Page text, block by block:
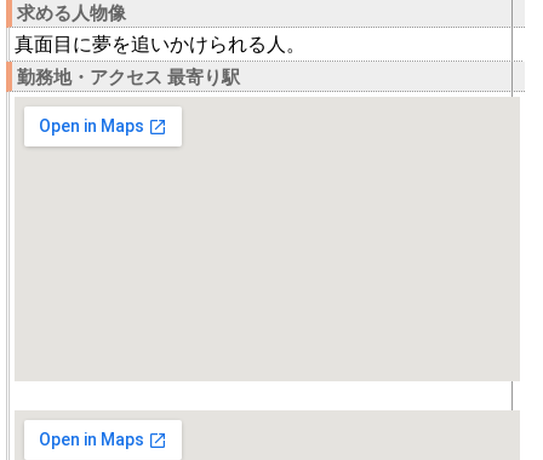
求める人物像
真面目に夢を追いかけられる人。
勤務地・アクセス 最寄り駅